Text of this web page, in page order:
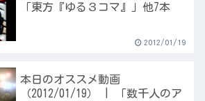
「東方『ゆる３コマ』」他7本
2012/01/19
本日のオススメ動画
（2012/01/19） | 「数千人のア